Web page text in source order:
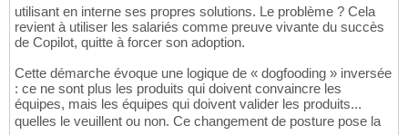
utilisant en interne ses propres solutions. Le problème ? Cela
revient à utiliser les salariés comme preuve vivante du succès
de Copilot, quitte à forcer son adoption.
Cette démarche évoque une logique de « dogfooding » inversée
: ce ne sont plus les produits qui doivent convaincre les
équipes, mais les équipes qui doivent valider les produits...
quelles le veuillent ou non. Ce changement de posture pose la